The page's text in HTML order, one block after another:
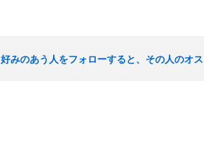
好みのあう人をフォローすると、その人のオ